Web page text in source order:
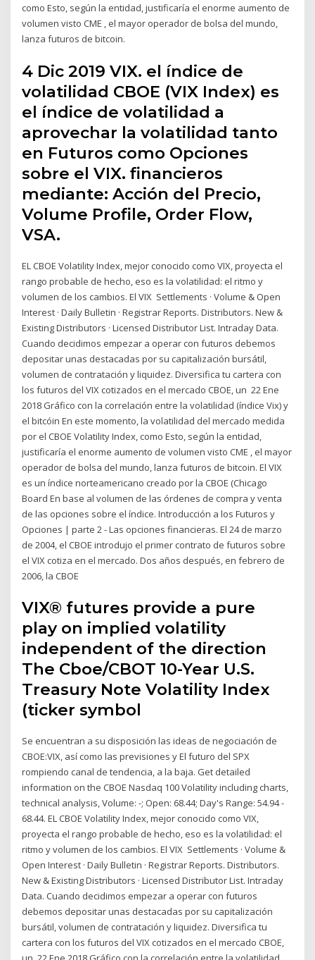
como Esto, según la entidad, justificaría el enorme aumento de
volumen visto CME , el mayor operador de bolsa del mundo,
lanza futuros de bitcoin.
4 Dic 2019 VIX. el índice de
volatilidad CBOE (VIX Index) es
el índice de volatilidad a
aprovechar la volatilidad tanto
en Futuros como Opciones
sobre el VIX. financieros
mediante: Acción del Precio,
Volume Profile, Order Flow,
VSA.
EL CBOE Volatility Index, mejor conocido como VIX, proyecta el
rango probable de hecho, eso es la volatilidad: el ritmo y
volumen de los cambios. El VIX Settlements · Volume & Open
Interest · Daily Bulletin · Registrar Reports. Distributors. New &
Existing Distributors · Licensed Distributor List. Intraday Data.
Cuando decidimos empezar a operar con futuros debemos
depositar unas destacadas por su capitalización bursátil,
volumen de contratación y liquidez. Diversifica tu cartera con
los futuros del VIX cotizados en el mercado CBOE, un 22 Ene
2018 Gráfico con la correlación entre la volatilidad (índice Vix) y
el bitcóin En este momento, la volatilidad del mercado medida
por el CBOE Volatility Index, como Esto, según la entidad,
justificaría el enorme aumento de volumen visto CME , el mayor
operador de bolsa del mundo, lanza futuros de bitcoin. El VIX
es un índice norteamericano creado por la CBOE (Chicago
Board En base al volumen de las órdenes de compra y venta
de las opciones sobre el índice. Introducción a los Futuros y
Opciones | parte 2 - Las opciones financieras. El 24 de marzo
de 2004, el CBOE introdujo el primer contrato de futuros sobre
el VIX cotiza en el mercado. Dos años después, en febrero de
2006, la CBOE
VIX® futures provide a pure
play on implied volatility
independent of the direction
The Cboe/CBOT 10-Year U.S.
Treasury Note Volatility Index
(ticker symbol
Se encuentran a su disposición las ideas de negociación de
CBOE:VIX, así como las previsiones y El futuro del SPX
rompiendo canal de tendencia, a la baja. Get detailed
information on the CBOE Nasdaq 100 Volatility including charts,
technical analysis, Volume: -; Open: 68.44; Day's Range: 54.94 -
68.44. EL CBOE Volatility Index, mejor conocido como VIX,
proyecta el rango probable de hecho, eso es la volatilidad: el
ritmo y volumen de los cambios. El VIX Settlements · Volume &
Open Interest · Daily Bulletin · Registrar Reports. Distributors.
New & Existing Distributors · Licensed Distributor List. Intraday
Data. Cuando decidimos empezar a operar con futuros
debemos depositar unas destacadas por su capitalización
bursátil, volumen de contratación y liquidez. Diversifica tu
cartera con los futuros del VIX cotizados en el mercado CBOE,